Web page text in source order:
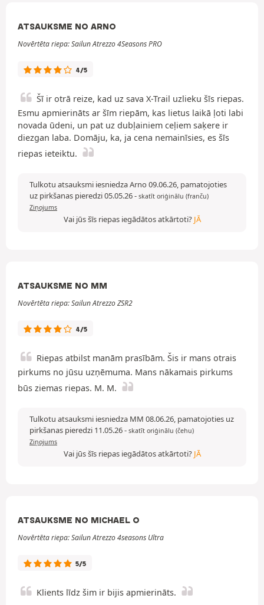
ATSAUKSME NO ARNO
Novērtēta riepa: Sailun Atrezzo 4Seasons PRO
4/5
Šī ir otrā reize, kad uz sava X-Trail uzlieku šīs riepas.
Esmu apmierināts ar šīm riepām, kas lietus laikā ļoti labi
novada ūdeni, un pat uz dubļainiem ceļiem saķere ir
diezgan laba. Domāju, ka, ja cena nemainīsies, es šīs
riepas ieteiktu.
Tulkotu atsauksmi iesniedza Arno 09.06.26, pamatojoties
uz pirkšanas pieredzi 05.05.26- skatīt oriģinālu (franču)
Ziņojums
Vai jūs šīs riepas iegādātos atkārtoti? JĀ
ATSAUKSME NO MM
Novērtēta riepa: Sailun Atrezzo ZSR2
4/5
Riepas atbilst manām prasībām. Šis ir mans otrais
pirkums no jūsu uzņēmuma. Mans nākamais pirkums
būs ziemas riepas. M. M.
Tulkotu atsauksmi iesniedza MM 08.06.26, pamatojoties uz
pirkšanas pieredzi 11.05.26- skatīt oriģinālu (čehu)
Ziņojums
Vai jūs šīs riepas iegādātos atkārtoti? JĀ
ATSAUKSME NO MICHAEL O
Novērtēta riepa: Sailun Atrezzo 4seasons Ultra
5/5
Klients līdz šim ir bijis apmierināts.